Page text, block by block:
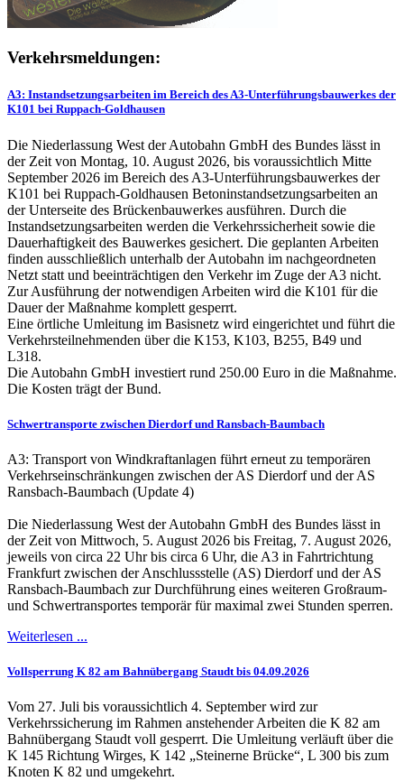
Verkehrsmeldungen:
A3: Instandsetzungsarbeiten im Bereich des A3-Unterführungsbauwerkes der
K101 bei Ruppach-Goldhausen
Die Niederlassung West der Autobahn GmbH des Bundes lässt in
der Zeit von Montag, 10. August 2026, bis voraussichtlich Mitte
September 2026 im Bereich des A3-Unterführungsbauwerkes der
K101 bei Ruppach-Goldhausen Betoninstandsetzungsarbeiten an
der Unterseite des Brückenbauwerkes ausführen. Durch die
Instandsetzungsarbeiten werden die Verkehrssicherheit sowie die
Dauerhaftigkeit des Bauwerkes gesichert. Die geplanten Arbeiten
finden ausschließlich unterhalb der Autobahn im nachgeordneten
Netzt statt und beeinträchtigen den Verkehr im Zuge der A3 nicht.
Zur Ausführung der notwendigen Arbeiten wird die K101 für die
Dauer der Maßnahme komplett gesperrt.
Eine örtliche Umleitung im Basisnetz wird eingerichtet und führt die
Verkehrsteilnehmenden über die K153, K103, B255, B49 und
L318.
Die Autobahn GmbH investiert rund 250.00 Euro in die Maßnahme.
Die Kosten trägt der Bund.
Schwertransporte zwischen Dierdorf und Ransbach-Baumbach
A3: Transport von Windkraftanlagen führt erneut zu temporären
Verkehrseinschränkungen zwischen der AS Dierdorf und der AS
Ransbach-Baumbach (Update 4)
Die Niederlassung West der Autobahn GmbH des Bundes lässt in
der Zeit von Mittwoch, 5. August 2026 bis Freitag, 7. August 2026,
jeweils von circa 22 Uhr bis circa 6 Uhr, die A3 in Fahrtrichtung
Frankfurt zwischen der Anschlussstelle (AS) Dierdorf und der AS
Ransbach-Baumbach zur Durchführung eines weiteren Großraum-
und Schwertransportes temporär für maximal zwei Stunden sperren.
Weiterlesen ...
Vollsperrung K 82 am Bahnübergang Staudt bis 04.09.2026
Vom 27. Juli bis voraussichtlich 4. September wird zur
Verkehrssicherung im Rahmen anstehender Arbeiten die K 82 am
Bahnübergang Staudt voll gesperrt. Die Umleitung verläuft über die
K 145 Richtung Wirges, K 142 „Steinerne Brücke“, L 300 bis zum
Knoten K 82 und umgekehrt.